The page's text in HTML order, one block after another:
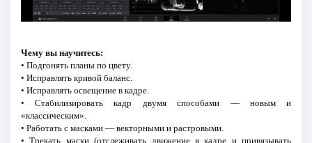
Чему вы научитесь:
• Подгонять планы по цвету.
• Исправлять кривой баланс.
• Исправлять освещение в кадре.
• Стабилизировать кадр двумя способами — новым и
«классическим».
• Работать с масками — векторными и растровыми.
• Трекать маски (отслеживать движение в кадре и привязывать